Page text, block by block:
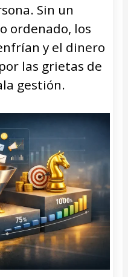
Sin un
ordenado, los
y el dinero
las grietas de
gestión.